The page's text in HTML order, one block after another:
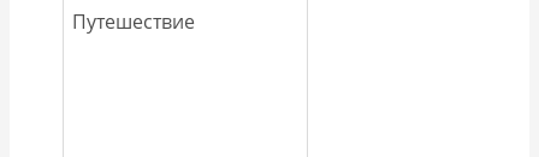
Путешествие